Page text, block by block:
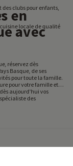
des clubs pour enfants,
locale de qualité
en
avec
réservez dès
Basque, de ses
pour toute la famille.
pour votre famille et
aujourd'hui vos
des